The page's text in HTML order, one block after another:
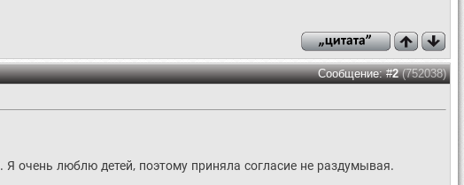
Сообщение: #2(752038)
Я очень люблю детей, поэтому приняла согласие не раздумывая.